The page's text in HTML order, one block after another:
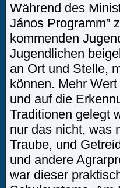
Während des
János Programm”
kommenden
Jugendlichen
an Ort und Stelle,
können. Mehr
und auf die
Traditionen gelegt
nur das nicht, was
Traube, und
und andere
war dieser